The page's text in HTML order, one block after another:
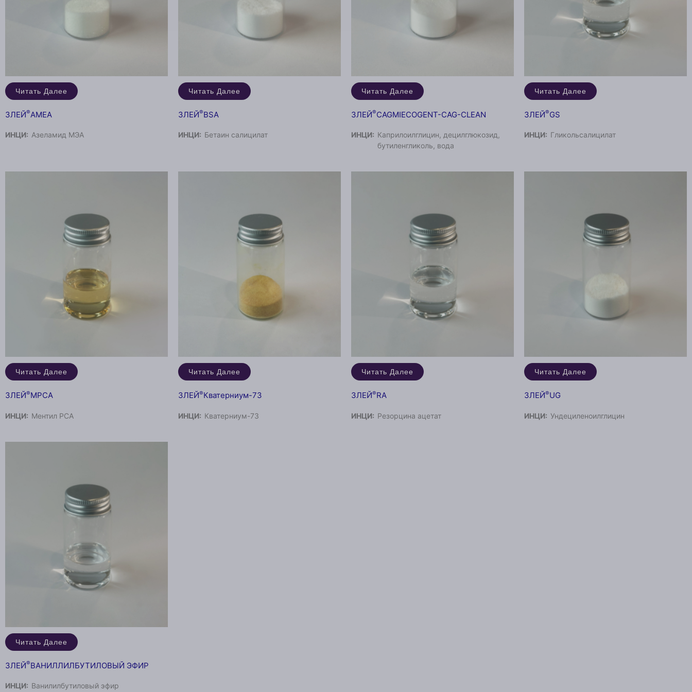
Читать Далее
ЗЛЕЙ®AMEA
ИНЦИ: Азеламид МЭА
Читать Далее
ЗЛЕЙ®BSA
ИНЦИ: Бетаин салицилат
Читать Далее
ЗЛЕЙ®CAGMIECOGENT-CAG-CLEAN
ИНЦИ: Каприлоилглицин, децилглюкозид,
бутиленгликоль, вода
Читать Далее
ЗЛЕЙ®GS
ИНЦИ: Гликольсалицилат
Читать Далее
ЗЛЕЙ®MPCA
ИНЦИ: Ментил PCA
Читать Далее
ЗЛЕЙ®Кватерниум-73
ИНЦИ: Кватерниум-73
Читать Далее
ЗЛЕЙ®RA
ИНЦИ: Резорцина ацетат
Читать Далее
ЗЛЕЙ®UG
ИНЦИ: Ундециленоилглицин
Читать Далее
ЗЛЕЙ®ВАНИЛЛИЛБУТИЛОВЫЙ ЭФИР
ИНЦИ: Ванилилбутиловый эфир